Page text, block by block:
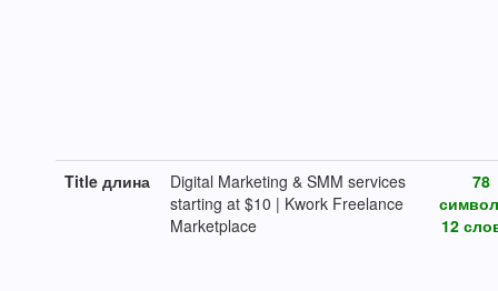
Title длина
Digital Marketing & SMM services
starting at $10 | Kwork Freelance
Marketplace
78
12